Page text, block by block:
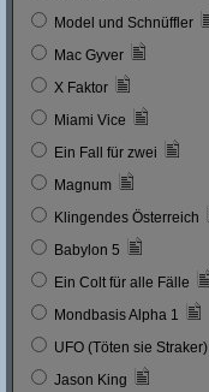
Model und Schnüffler
Mac Gyver
X Faktor
Miami Vice
Ein Fall für zwei
Magnum
Klingendes Österreich
Babylon 5
Ein Colt für alle Fälle
Mondbasis Alpha 1
UFO (Töten sie Straker)
Jason King